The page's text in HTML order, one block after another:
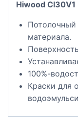
Hiwood CI30V1
Потолочный
материала.
100%-
Краски для